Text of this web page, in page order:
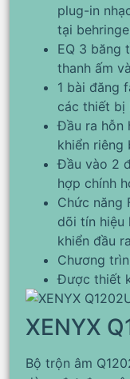
plug-in
tại
EQ 3 băng
thanh ấm
1 bài đăng
các thiết bị
Đầu ra hỗn
khiển riêng
Đầu vào 2
hợp chính
Chức năng
dõi tín hiệu
khiển đầu
Chương
Được thiết
XENYX
Bộ trộn âm